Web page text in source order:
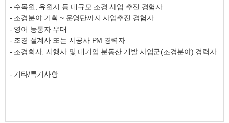
- 수목원, 유원지 등 대규모 조경 사업 추진 경험자
- 조경분야 기획 ~ 운영단까지 사업추진 경험자
- 영어 능통자 우대
- 조경 설계사 또는 시공사 PM 경력자
- 조경회사, 시행사 및 대기업 분동산 개발 사업군(조경분야) 경력자
- 기타/특기사항